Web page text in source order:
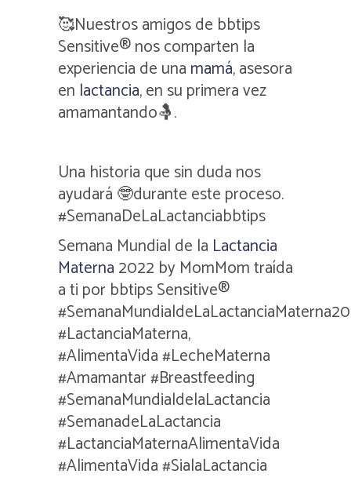
🥰Nuestros amigos de bbtips
Sensitive® nos comparten la
experiencia de una mamá, asesora
en lactancia, en su primera vez
amamantando🤱.
Una historia que sin duda nos
ayudará 🤓durante este proceso.
#SemanaDeLaLactanciabbtips
Semana Mundial de la Lactancia
Materna 2022 by MomMom traída
a ti por bbtips Sensitive®
#LactanciaMaterna,
#AlimentaVida #LecheMaterna
#Amamantar #Breastfeeding
#SemanaMundialdelaLactancia
#SemanadeLaLactancia
#LactanciaMaternaAlimentaVida
#AlimentaVida #SialaLactancia